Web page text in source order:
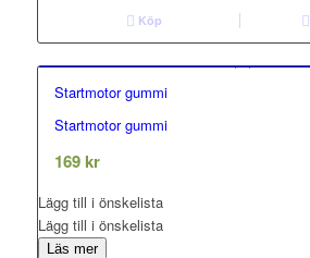
Köp
Startmotor gummi
Startmotor gummi
169 kr
Lägg till i önskelista
Lägg till i önskelista
Läs mer